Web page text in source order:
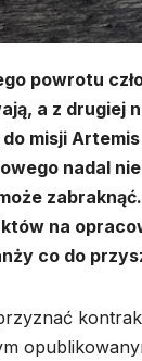
powrotu
a z drugiej
misji
nadal
na
co do